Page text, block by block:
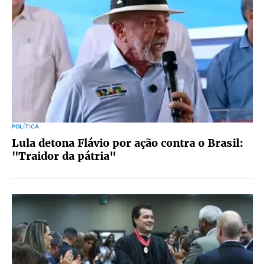
POLÍTICA
Lula detona Flávio por ação contra o Brasil:
"Traidor da pátria"